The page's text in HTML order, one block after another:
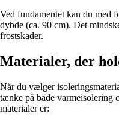
Ved fundamentet kan du med
dybde (ca. 90 cm). Det
frostskader.
Materialer, der
Når du vælger
tænke på både varmeisolering
materialer er: